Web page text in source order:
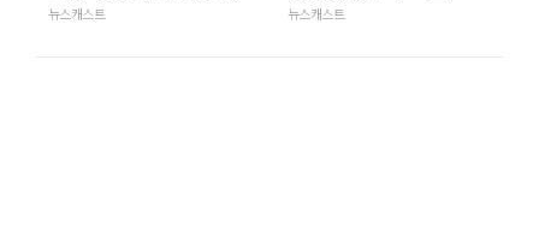
뉴스캐스트 뉴스캐스트